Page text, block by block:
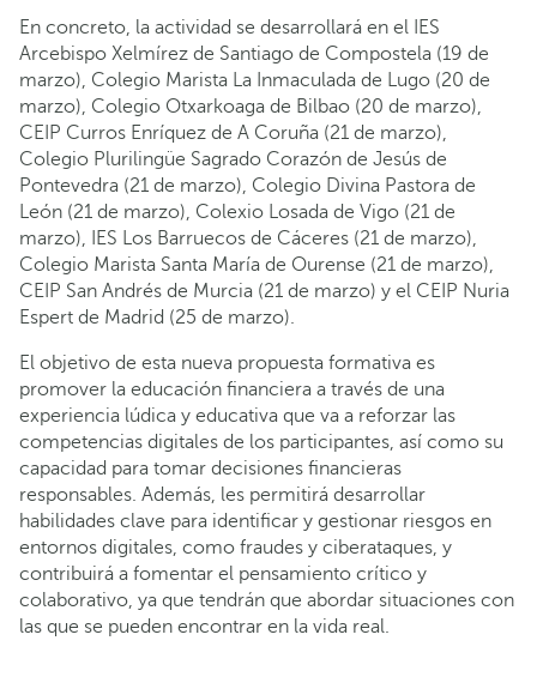
En concreto, la actividad se desarrollará en el IES
Arcebispo Xelmírez de Santiago de Compostela (19 de
marzo), Colegio Marista La Inmaculada de Lugo (20 de
marzo), Colegio Otxarkoaga de Bilbao (20 de marzo),
CEIP Curros Enríquez de A Coruña (21 de marzo),
Colegio Plurilingüe Sagrado Corazón de Jesús de
Pontevedra (21 de marzo), Colegio Divina Pastora de
León (21 de marzo), Colexio Losada de Vigo (21 de
marzo), IES Los Barruecos de Cáceres (21 de marzo),
Colegio Marista Santa María de Ourense (21 de marzo),
CEIP San Andrés de Murcia (21 de marzo) y el CEIP Nuria
Espert de Madrid (25 de marzo).
El objetivo de esta nueva propuesta formativa es
promover la educación financiera a través de una
experiencia lúdica y educativa que va a reforzar las
competencias digitales de los participantes, así como su
capacidad para tomar decisiones financieras
responsables. Además, les permitirá desarrollar
habilidades clave para identificar y gestionar riesgos en
entornos digitales, como fraudes y ciberataques, y
contribuirá a fomentar el pensamiento crítico y
colaborativo, ya que tendrán que abordar situaciones con
las que se pueden encontrar en la vida real.